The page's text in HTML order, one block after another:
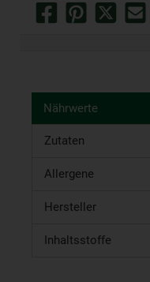
Nährwerte
Zutaten
Allergene
Hersteller
Inhaltsstoffe